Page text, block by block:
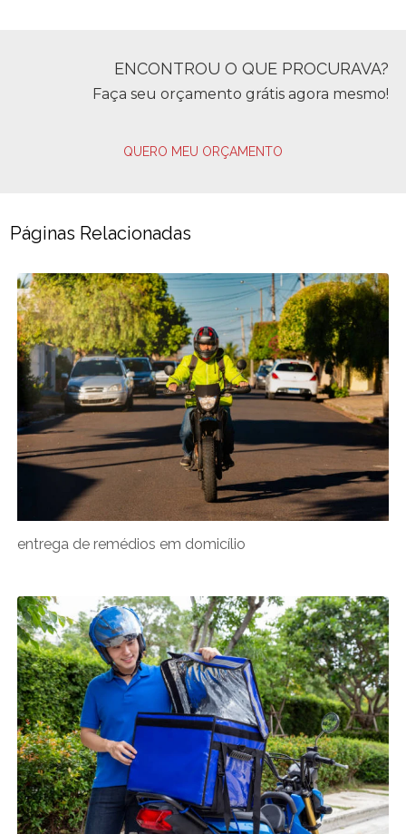
ENCONTROU O QUE PROCURAVA?
Faça seu orçamento grátis agora mesmo!
QUERO MEU ORÇAMENTO
Páginas Relacionadas
entrega de remédios em domicílio